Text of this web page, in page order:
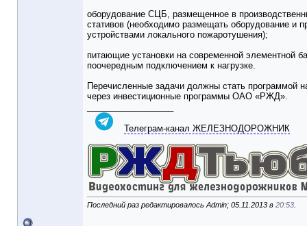
оборудование СЦБ, размещенное в
стативов (необходимо размещать оборудование и
устройствами локального пожаротушения);
питающие установки на современной элементной
поочередным подключением к нагрузке.
Перечисленные задачи должны стать программой
через инвестиционные программы ОАО «РЖД».
Телеграм-канал ЖЕЛЕЗНОДОРОЖНИК
Последний раз редактировалось Admin; 05.11.2013 в 20:53